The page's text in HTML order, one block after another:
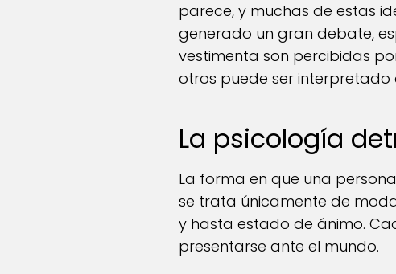
parece, y muchas de estas
generado un gran debate,
vestimenta son percibidas
otros puede ser
La psicología
La forma en que una
se trata únicamente de
y hasta estado de ánimo.
presentarse ante el mundo.